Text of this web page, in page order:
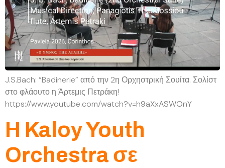
J.S.Bach: “Badinerie” από την 2η Ορχηστρική Σουίτα. Σολίστ
στο φλάουτο η Άρτεμις Πετράκη!
https://www.youtube.com/watch?v=h9aXxASWOnY
H Kaloy Youth
Orchestra σε